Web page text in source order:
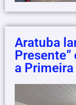
Aratuba
a